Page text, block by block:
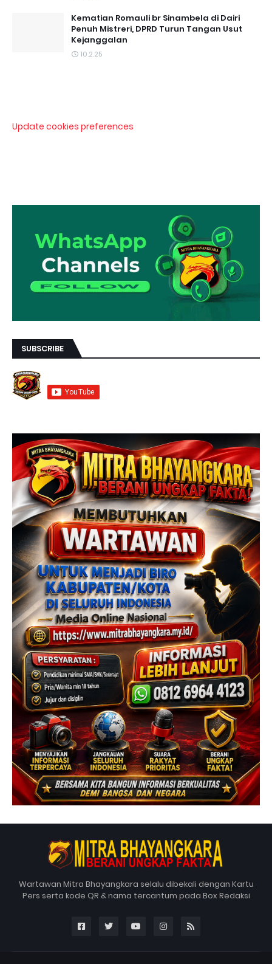
Kematian Romauli br Sinambela di Dairi
Penuh Mistreri, DPRD Turun Tangan Usut
Kejanggalan
10.2.25
Update cookies preferences
SUBSCRIBE
Wartawan Mitra Bhayangkara selalu dibekali dengan Kartu
Pers serta kode QR & nama tercantum pada Box Redaksi